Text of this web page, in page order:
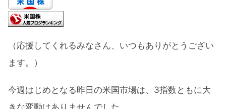
（応援してくれるみなさん、いつもありがとうござい
ます。）
今週はじめとなる昨日の米国市場は、3指数ともに大